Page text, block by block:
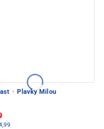
· Plavky Milou